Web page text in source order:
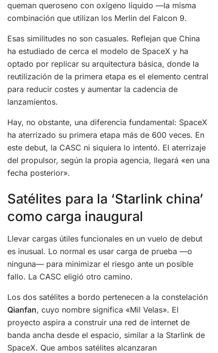
queman queroseno con oxígeno líquido —la misma
combinación que utilizan los Merlin del Falcon 9.
Esas similitudes no son casuales. Reflejan que China
ha estudiado de cerca el modelo de SpaceX y ha
optado por replicar su arquitectura básica, donde la
reutilización de la primera etapa es el elemento central
para reducir costes y aumentar la cadencia de
lanzamientos.
Hay, no obstante, una diferencia fundamental: SpaceX
ha aterrizado su primera etapa más de 600 veces. En
este debut, la CASC ni siquiera lo intentó. El aterrizaje
del propulsor, según la propia agencia, llegará «en una
fecha posterior».
Satélites para la ‘Starlink china’
como carga inaugural
Llevar cargas útiles funcionales en un vuelo de debut
es inusual. Lo normal es usar carga de prueba —o
ninguna— para minimizar el riesgo ante un posible
fallo. La CASC eligió otro camino.
Los dos satélites a bordo pertenecen a la constelación
Qianfan, cuyo nombre significa «Mil Velas». El
proyecto aspira a construir una red de internet de
banda ancha desde el espacio, similar a la Starlink de
SpaceX. Que ambos satélites alcanzaran